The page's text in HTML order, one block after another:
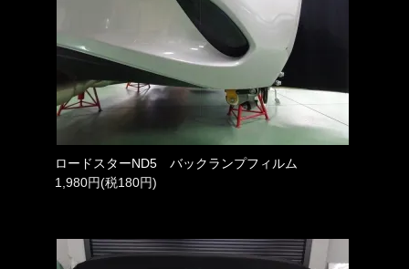
ロードスターND5 バックランプフィルム
1,980円(税180円)